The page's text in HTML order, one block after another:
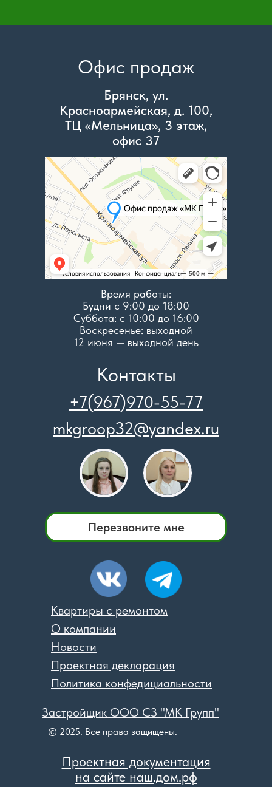
Офис продаж
+7(967)970-55-77
mkgroop32@yandex.ru
Контакты
Брянск, ул.
Красноармейская, д. 100,
ТЦ «Мельница», 3 этаж,
офис 37
Проектная документация
на сайте наш.дом.рф
Время работы:
Будни с 9:00 до 18:00
Суббота: c 10:00 до 16:00
Воскресенье: выходной
12 июня — выходной день
Перезвоните мне
Проектная декларация
Политика конфедициальности
О компании
Новости
Застройщик ООО СЗ "МК Групп"
© 2025. Все права защищены.
Квартиры с ремонтом